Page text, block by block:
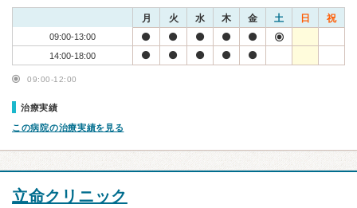
月 火 水 木 金 土 日 祝
09:00-13:00
14:00-18:00
09:00-12:00
治療実績
この病院の治療実績を見る
立命クリニック